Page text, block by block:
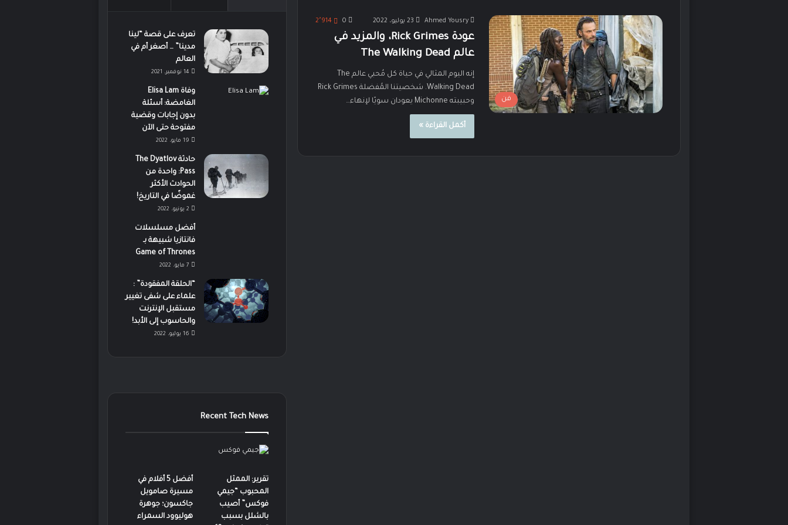
فن
Ahmed Yousry 23 يوليو، 2022 0 2٬914
عودة Rick Grimes، والمزيد في
عالم The Walking Dead
إنه اليوم المثالي في حياة كل مُحبي عالم The
Walking Dead. شخصيتنا المُفضلة Rick Grimes
وحبيبته Michonne يعودان سويًا لإنهاء…
أكمل القراءة »
تعرف على قصة “لينا
مدينا” … أصغر أم في
العالم
14 نوفمبر، 2021
وفاة Elisa Lam
الغامضة: أسئلة
بدون إجابات وقضية
مفتوحة حتى الآن
19 مايو، 2022
حادثة The Dyatlov
Pass: واحدة من
الحوادث الأكثر
غموضًا في التاريخ!
2 يونيو، 2022
أفضل مسلسلات
فانتازيا شبيهة بـ
Game of Thrones
7 مايو، 2022
“الحلقة المفقودة” :
علماء على شفى تغيير
مستقبل الإنترنت
والحاسوب إلى الأبد!
16 يوليو، 2022
Recent Tech News
تقرير: الممثل
المحبوب “جيمي
فوكس” أصيب
بالشلل بسبب
أفضل 5 أفلام في
مسيرة صامويل
جاكسون؛ جوهرة
هوليوود السمراء